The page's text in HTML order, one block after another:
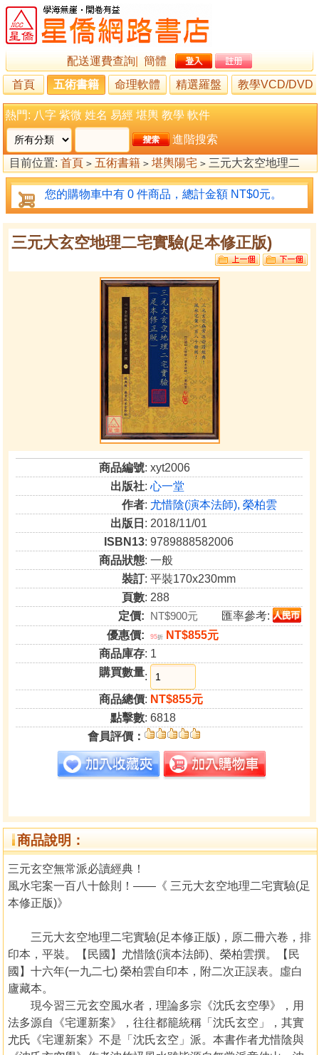
配送運費查詢
簡體
首頁
五術書籍 命理軟體 精選羅盤 教學VCD/DVD
熱門: 八字 紫微 姓名 易經 堪輿 教學 軟件
進階搜索
目前位置: 首頁 > 五術書籍 > 堪輿陽宅 > 三元大玄空地理二
宅實驗(足本修正版)
您的購物車中有 0 件商品，總計金額 NT$0元。
三元大玄空地理二宅實驗(足本修正版)
商品編號: xyt2006
出版社:心一堂
作者: 尤惜陰(演本法師), 榮柏雲
出版日 : 2018/11/01
ISBN13: 9789888582006
商品狀態: 一般
裝訂: 平裝170x230mm
頁數: 288
定價: NT$900元
匯率參考:
優惠價:
95折
NT$855元
商品庫存: 1
購買數量:
商品總價: NT$855元
點擊數: 6818
會員評價：
商品說明：
三元玄空無常派必讀經典！
風水宅案一百八十餘則！——《 三元大玄空地理二宅實驗(足
本修正版)》
三元大玄空地理二宅實驗(足本修正版)，原二冊六卷，排
印本，平裝。【民國】尤惜陰(演本法師)、榮柏雲撰。【民
國】十六年(一九二七) 榮柏雲自印本，附二次正誤表。虛白
廬藏本。
現今習三元玄空風水者，理論多宗《沈氏玄空學》，用
法多源自《宅運新案》，往往都籠統稱「沈氏玄空」，其實
尤氏《宅運新案》不是「沈氏玄空」派。本書作者尤惜陰與